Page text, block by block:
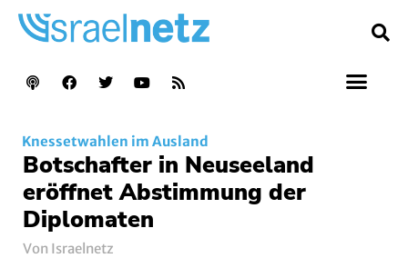
Knessetwahlen im Ausland
Botschafter in Neuseeland
eröffnet Abstimmung der
Diplomaten
Von Israelnetz